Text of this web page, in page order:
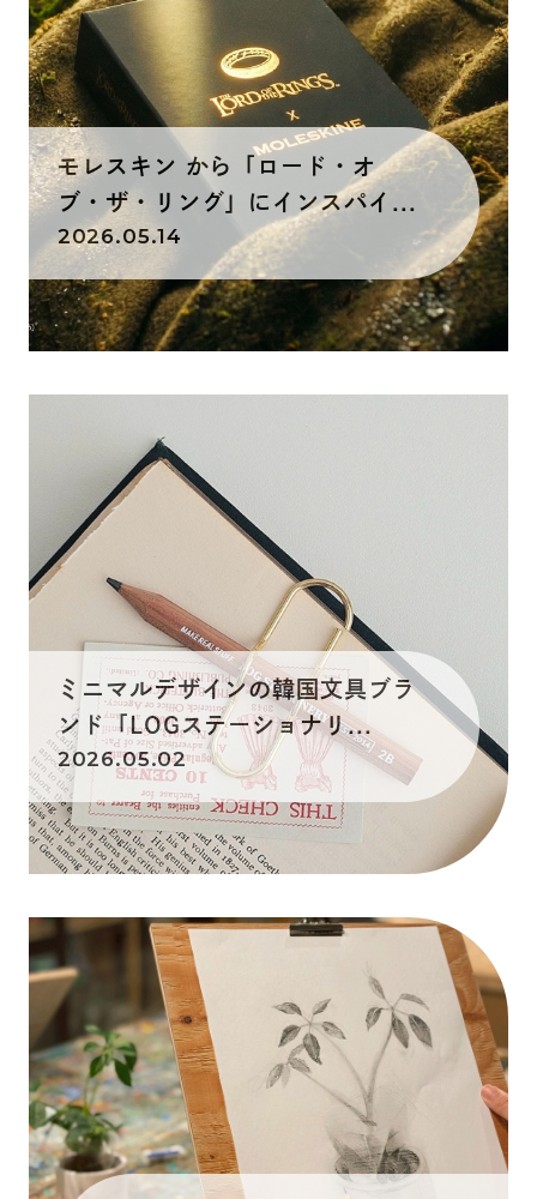
モレスキン から「ロード・オ
ブ・ザ・リング」にインスパイ...
2026.05.14
ミニマルデザインの韓国文具ブラ
ンド「LOGステーショナリ...
2026.05.02